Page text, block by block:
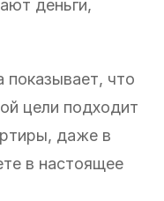
деньги,
показывает, что
цели подходит
даже в
в настоящее